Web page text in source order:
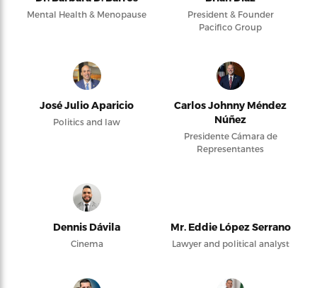
Mental Health & Menopause
President & Founder
Pacifico Group
José Julio Aparicio
Politics and law
Carlos Johnny Méndez
Núñez
Presidente Cámara de
Representantes
Dennis Dávila
Cinema
Mr. Eddie López Serrano
Lawyer and political analyst